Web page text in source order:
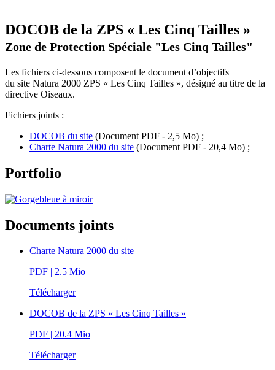
DOCOB de la ZPS « Les Cinq Tailles »
Zone de Protection Spéciale "Les Cinq Tailles"
Les fichiers ci-dessous composent le document d’objectifs
du site Natura 2000 ZPS « Les Cinq Tailles », désigné au titre de la
directive Oiseaux.
Fichiers joints :
DOCOB du site (Document PDF - 2,5 Mo) ;
Charte Natura 2000 du site (Document PDF - 20,4 Mo) ;
Portfolio
Documents joints
Charte Natura 2000 du site
PDF | 2.5 Mio
Télécharger
DOCOB de la ZPS « Les Cinq Tailles »
PDF | 20.4 Mio
Télécharger